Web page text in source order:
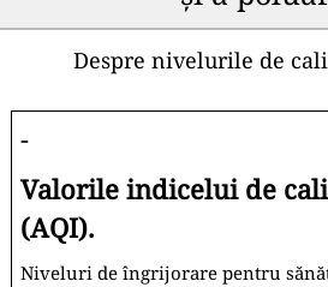
Despre nivelurile de
-
Valorile indicelui de
(AQI).
Niveluri de îngrijorare pentru